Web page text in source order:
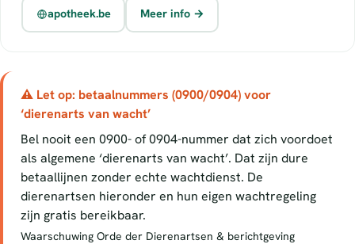
apotheek.be Meer info →
⚠ Let op: betaalnummers (0900/0904) voor
‘dierenarts van wacht’
Bel nooit een 0900- of 0904-nummer dat zich voordoet
als algemene ‘dierenarts van wacht’. Dat zijn dure
betaallijnen zonder echte wachtdienst. De
dierenartsen hieronder en hun eigen wachtregeling
zijn gratis bereikbaar.
Waarschuwing Orde der Dierenartsen & berichtgeving